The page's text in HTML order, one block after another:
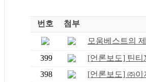
번호 첨부
모움베스트의
399
[언론보도] 틴티
398
[언론보도] ㈜이